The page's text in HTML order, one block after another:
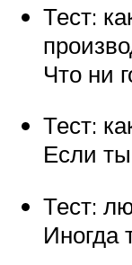
Тест:
Что ни
Тест:
Если
Тест:
Иногда